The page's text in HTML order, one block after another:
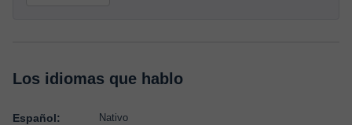
Los idiomas que hablo
Español: Nativo